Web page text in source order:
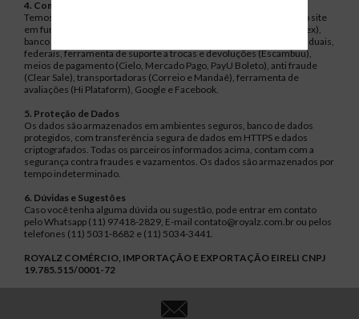
4. Compartilhamento de Dados
Temos conexão com parceiros em diferentes ramos para manter o site
em funcionamento. Dentre esses parceiros estão a plataforma (Vtex),
banco de dados (Kinghost), receita federal, órgãos municipais, estaduais,
federais, ferramenta de suporte a trocas e devoluções (Escambuu),
meios de pagamento (Cielo, Mercado Pago, PayU Boleto), anti fraude
(Clear Sale), transportadoras (Correio e Mandaê), ferramenta de
avaliações (Hi Plataform), Google e Facebook.
5. Proteção de Dados
Os dados são armazenados em ambientes seguros, banco de dados
protegidos, com transferência segura de dados em HTTPS e dados
criptografados. Todas os parceiros informados acima, contam com a
segurança contra fraudes e vazamentos. Os dados são armazenados por
tempo indeterminado.
6. Dúvidas e Sugestões
Caso você tenha alguma dúvida ou sugestão, pode entrar em contato
pelo Whatsapp (11) 97418-2829, E-mail contato@royalz.com.br ou pelos
telefones (11) 5031-8682 e (11) 5034-3441.
ROYALZ COMÉRCIO, IMPORTAÇÃO E EXPORTAÇÃO EIRELI CNPJ
19.785.515/0001-72